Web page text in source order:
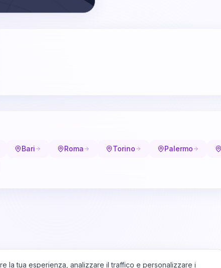
Bari Roma Torino Palermo
la tua esperienza, analizzare il traffico e personalizzare i